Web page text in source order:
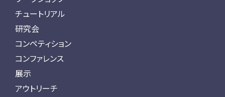
チュートリアル
研究会
コンペティション
コンファレンス
展示
アウトリーチ